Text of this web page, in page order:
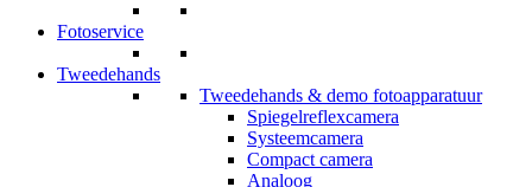
Fotoservice
Tweedehands
Tweedehands & demo fotoapparatuur
Spiegelreflexcamera
Systeemcamera
Compact camera
Analoog